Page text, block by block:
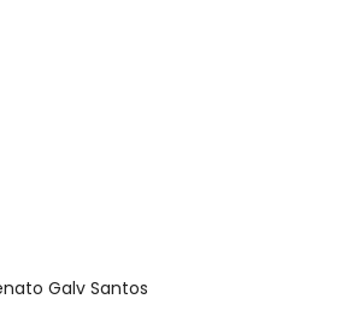
Galv Santos